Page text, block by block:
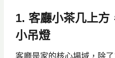
1. 客廳小茶几上方
小吊燈